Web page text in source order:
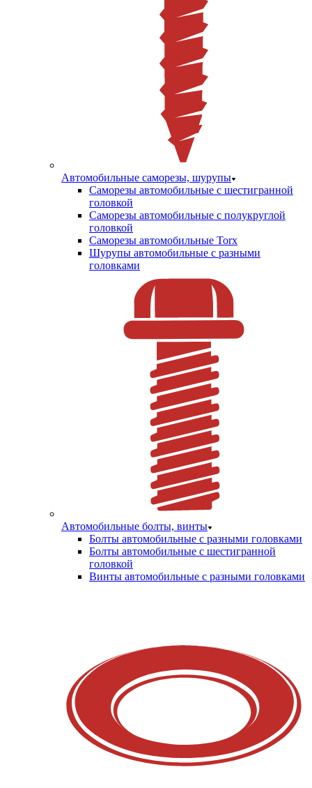
Автомобильные саморезы, шурупы
Саморезы автомобильные с шестигранной
головкой
Саморезы автомобильные с полукруглой
головкой
Саморезы автомобильные Torx
Шурупы автомобильные с разными
головками
Автомобильные болты, винты
Болты автомобильные с разными головками
Болты автомобильные с шестигранной
головкой
Винты автомобильные с разными головками